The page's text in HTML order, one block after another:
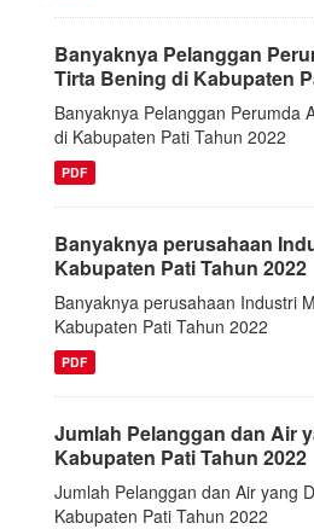
Banyaknya Pelanggan
Tirta Bening di Kabupaten
Banyaknya Pelanggan Perumda
di Kabupaten Pati Tahun 2022
PDF
Banyaknya perusahaan
Kabupaten Pati Tahun 2022
Banyaknya perusahaan Industri
Kabupaten Pati Tahun 2022
PDF
Jumlah Pelanggan dan Air
Kabupaten Pati Tahun 2022
Jumlah Pelanggan dan Air yang
Kabupaten Pati Tahun 2022